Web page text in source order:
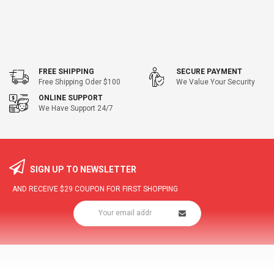
FREE SHIPPING
Free Shipping Oder $100
SECURE PAYMENT
We Value Your Security
ONLINE SUPPORT
We Have Support 24/7
SIGN UP TO NEWSLETTER
AND RECEIVE $29 COUPON FOR FIRST SHOPPING